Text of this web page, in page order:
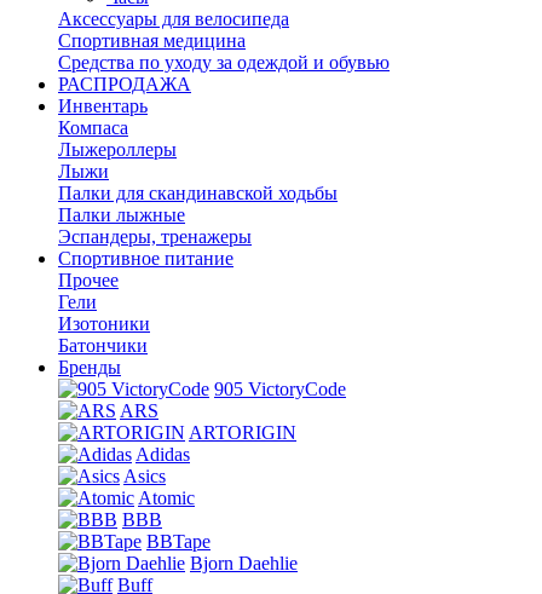
Аксессуары для велосипеда
Спортивная медицина
Средства по уходу за одеждой и обувью
РАСПРОДАЖА
Инвентарь
Компаса
Лыжероллеры
Лыжи
Палки для скандинавской ходьбы
Палки лыжные
Эспандеры, тренажеры
Спортивное питание
Прочее
Гели
Изотоники
Батончики
Бренды
905 VictoryCode
ARS
ARTORIGIN
Adidas
Asics
Atomic
BBB
BBTape
Bjorn Daehlie
Buff